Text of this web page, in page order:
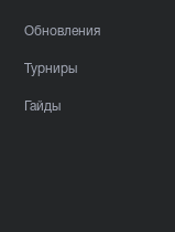
Обновления
Турниры
Гайды